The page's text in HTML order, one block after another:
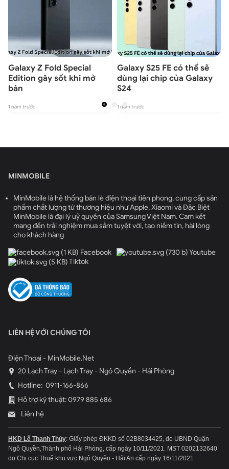
Galaxy Z Fold Special
Edition gây sốt khi mở
bán
1 năm trước
Galaxy S25 FE có thể sẽ
dùng lại chip của Galaxy
S24
1 năm trước
MINMOBILE
MinMobile là hệ thống bán lẻ điện thoại tiên phong, cung cấp sản
phẩm chất lượng từ thương hiệu như Apple, Xiaomi và Đặc Biệt
MinMobile là đại lý uỷ quyền của Samsung Việt Nam. Cam kết
mang đến trải nghiệm mua sắm tuyệt vời, tạo niềm tin, hài lòng
cho khách hàng
Facebook
Youtube
Tiktok
LIÊN HỆ VỚI CHÚNG TÔI
Điện Thoại - MinMobile.Net
20 Lạch Tray - Lạch Tray - Ngô Quyền - Hải Phòng
Hotline: 0911-166-866
Hỗ trợ kỹ thuật: 0979 885 686
Liên hệ
HKD Lê Thanh Thủy: Giấy phép ĐKKD số 02B8034425, do UBND Quận
Ngô Quyền,Thành phố Hải Phòng, cấp ngày 10/11/2021. MST 0202132640
do Chi cục Thuế khu vực Ngô Quyền - Hải An cấp ngày 16/11/2021